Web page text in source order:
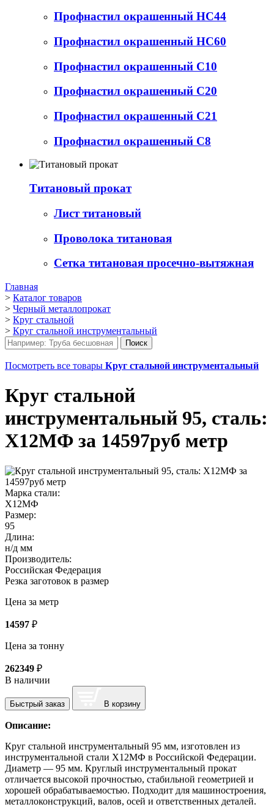
Профнастил окрашенный НС44
Профнастил окрашенный НС60
Профнастил окрашенный С10
Профнастил окрашенный С20
Профнастил окрашенный С21
Профнастил окрашенный С8
Титановый прокат
Лист титановый
Проволока титановая
Сетка титановая просечно-вытяжная
Главная
> Каталог товаров
> Черный металлопрокат
> Круг стальной
> Круг стальной инструментальный
Посмотреть все товары Круг стальной инструментальный
Круг стальной
инструментальный 95, сталь:
Х12МФ за 14597руб метр
Марка стали:
Х12МФ
Размер:
95
Длина:
н/д мм
Производитель:
Российская Федерация
Резка заготовок в размер
Цена за метр
14597 ₽
Цена за тонну
262349 ₽
В наличии
Быстрый заказ В корзину
Описание:
Круг стальной инструментальный 95 мм, изготовлен из
инструментальной стали Х12МФ в Российской Федерации.
Диаметр — 95 мм. Круглый инструментальный прокат
отличается высокой прочностью, стабильной геометрией и
хорошей обрабатываемостью. Подходит для машиностроения,
металлоконструкций, валов, осей и ответственных деталей.